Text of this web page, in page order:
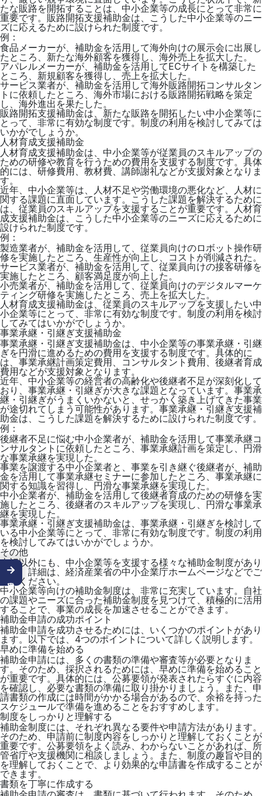
たな販路を開拓することは、中小企業等の成長にとって非常に
重要です。販路開拓支援補助金は、こうした中小企業等のニー
ズに応えるために設けられた制度です。
例：
食品メーカーが、補助金を活用して海外向けの展示会に出展し
たところ、新たな海外顧客を獲得し、海外売上を拡大した。
アパレルメーカーが、補助金を活用してECサイトを構築した
ところ、新規顧客を獲得し、売上を拡大した。
サービス業者が、補助金を活用して海外販路開拓コンサルタン
トに依頼したところ、海外市場における販路開拓戦略を策定
し、海外進出を果たした。
販路開拓支援補助金は、新たな販路を開拓したい中小企業等に
とって、非常に有効な制度です。制度の利用を検討してみては
いかがでしょうか。
人材育成支援補助金
人材育成支援補助金は、中小企業等が従業員のスキルアップの
ための研修や教育を行うための費用を支援する制度です。具体
的には、研修費用、教材費、講師謝礼などが支援対象となりま
す。
近年、中小企業等は、人材不足や労働環境の悪化など、人材に
関する課題に直面しています。こうした課題を解決するために
は、従業員のスキルアップを支援することが重要です。人材育
成支援補助金は、こうした中小企業等のニーズに応えるために
設けられた制度です。
例：
製造業者が、補助金を活用して、従業員向けのロボット操作研
修を実施したところ、生産性が向上し、コストが削減された。
サービス業者が、補助金を活用して、従業員向けの接客研修を
実施したところ、顧客満足度が向上した。
小売業者が、補助金を活用して、従業員向けのデジタルマーケ
ティング研修を実施したところ、売上を拡大した。
人材育成支援補助金は、従業員のスキルアップを支援したい中
小企業等にとって、非常に有効な制度です。制度の利用を検討
してみてはいかがでしょうか。
事業承継・引継ぎ支援補助金
事業承継・引継ぎ支援補助金は、中小企業等の事業承継・引継
ぎを円滑に進めるための費用を支援する制度です。具体的に
は、事業承継計画策定費用、コンサルタント費用、後継者育成
費用などが支援対象となります。
近年、中小企業等の経営者の高齢化や後継者不足が深刻化して
おり、事業承継・引継ぎが大きな課題となっています。事業承
継・引継ぎがうまくいかないと、せっかく築き上げてきた事業
が途切れてしまう可能性があります。事業承継・引継ぎ支援補
助金は、こうした課題を解決するために設けられた制度です。
例：
後継者不足に悩む中小企業者が、補助金を活用して事業承継コ
ンサルタントに依頼したところ、事業承継計画を策定し、円滑
な事業承継を実現した。
事業を譲渡する中小企業者と、事業を引き継ぐ後継者が、補助
金を活用して事業承継セミナーに参加したところ、事業承継に
関する知識を習得し、円滑な事業承継を実現した。
中小企業者が、補助金を活用して後継者育成のための研修を実
施したところ、後継者のスキルアップを実現し、円滑な事業承
継を実現した。
事業承継・引継ぎ支援補助金は、事業承継・引継ぎを検討して
いる中小企業等にとって、非常に有効な制度です。制度の利用
を検討してみてはいかがでしょうか。
その他
上記以外にも、中小企業等を支援する様々な補助金制度があり
ます。詳細は、経済産業省の中小企業庁ホームページなどでご
確認ください。
中小企業等向けの補助金制度は、非常に充実しています。自社
の課題やニーズに合った補助金制度を見つけて、積極的に活用
することで、事業の成長を加速させることができます。
補助金申請の成功ポイント
補助金申請を成功させるためには、いくつかのポイントがあり
ます。以下では、4つのポイントについて詳しく説明します。
早めに準備を始める
補助金申請には、多くの書類の準備や審査等が必要となりま
す。そのため、採択されるためには、早めに準備を始めること
が重要です。具体的には、公募要領が発表されたらすぐに内容
を確認し、必要な書類の準備に取り掛かりましょう。また、申
請書類の作成には時間がかかる場合があるので、余裕を持った
スケジュールで準備を進めることをおすすめします。
制度をしっかりと理解する
補助金制度には、それぞれ異なる要件や申請方法があります。
そのため、申請前に制度内容をしっかりと理解しておくことが
重要です。公募要領をよく読み、わからないことがあれば、所
管省庁や支援機関に相談しましょう。また、制度の趣旨や目的
を理解しておくことで、より効果的な申請書を作成することが
できます。
書類を丁寧に作成する
→